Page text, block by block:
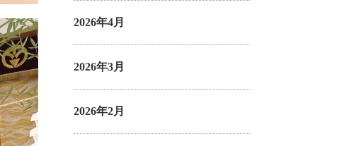
2026年4月
2026年3月
2026年2月